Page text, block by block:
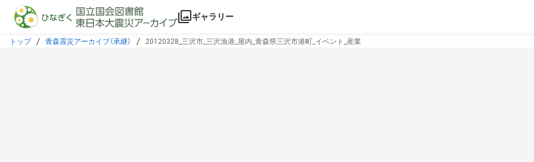
本文に飛ぶ
ギャラリー
トップ 青森震災アーカイブ（承継） 20120328_三沢市_三沢漁港_屋内_青森県三沢市港町_イベント_産業